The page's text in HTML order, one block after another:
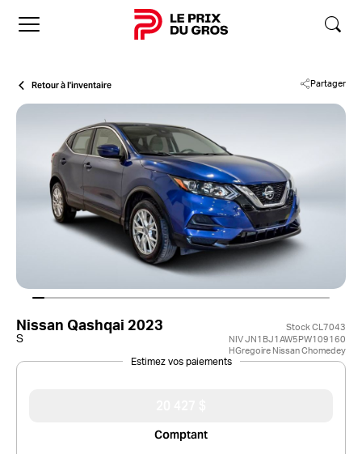
Accueil
Retour à l'inventaire Partager
Nissan Qashqai 2023 Stock CL7043
S
NIV JN1BJ1AW5PW109160
HGregoire Nissan Chomedey
Estimez vos paiements
Comptant